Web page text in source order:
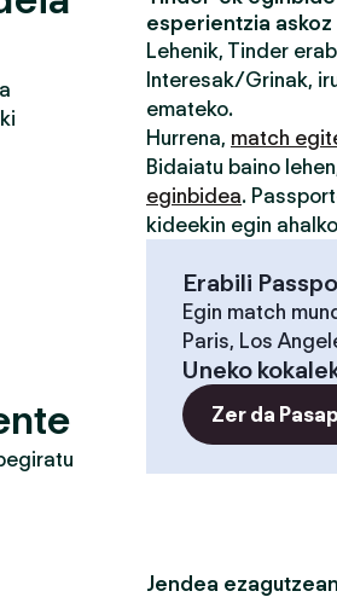
esperientzia
Lehenik, Tinder
Interesak/Grinak,
emateko.
Hurrena, match
Bidaiatu baino
eginbidea.
kideekin egin
Erabili
Egin match
Paris, Los
Uneko
Zer da
Jendea